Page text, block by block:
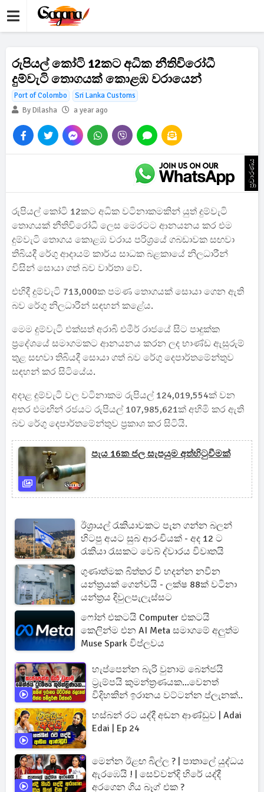
රුපියල් කෝටි 12කට අධික නීතිවිරෝධී
දුම්වැටි තොගයක් කොළඹ වරායෙන්
Port of Colombo
Sri Lanka Customs
By Dilasha
a year ago
ප්‍රචාරණය
රුපියල් කෝටි 12කට අධික වටිනාකමකින් යුත් දුම්වැටි
තොගයක් නීතිවිරෝධී ලෙස මෙරටට ආනයනය කර එම
දුම්වැටි තොගය කොළඹ වරාය පරිශ්‍රයේ ගබඩාවක සඟවා
තිබියදී රේගු ආදායම් කාර්ය සාධක බළකායේ නිලධාරීන්
විසින් සොයා ගත් බව වාර්තා වේ.
එහිදී දුම්වැටි 713,000ක පමණ තොගයක් සොයා ගෙන ඇති
බව රේගු නිලධාරීන් සඳහන් කළේය.
මෙම දුම්වැටි එක්සත් අරාබි එමීර් රාජයේ සිට පාදුක්ක
ප්‍රදේශයේ සමාගමකට ආනයනය කරන ලද භාණ්ඩ ඇසුරුම්
තුළ සඟවා තිබියදී සොයා ගත් බව රේගු දෙපාර්තමේන්තුව
සඳහන් කර සිටියේය.
අදාළ දුම්වැටි වල වටිනාකම රුපියල් 124,019,554ක් වන
අතර එමඟින් රජයට රුපියල් 107,985,621ක් අහිමි කර ඇති
බව රේගු දෙපාර්තමේන්තුව ප්‍රකාශ කර සිටියි.
පැය 16ක ජල සැපයුම අත්හිටුවීමක්
ඊශ්‍රායල් රැකියාවකට පැන ගන්න බලන්
හිටපු අයට සුබ ආරංචියක් - අද 12 ට
රැකියා රැසකට වෙබ් ද්වාරය විවෘතයි
ගුණාත්මක බිත්තර වී හදන්න නවීන
යන්ත්‍රයක් ගෙන්වයි - ලක්ෂ 88ක් වටිනා
යන්ත්‍රය දිවුලපැලැස්සට
ෆෝන් එකටයි Computer එකටයි
කෙලින්ම එන AI Meta සමාගමේ අලුත්ම
Muse Spark විප්ලවය
හැප්පෙන්න බැරි වුනාම බෙන්ජයි
ට්‍රැම්පයි කුමන්ත්‍රණයක...වෙනත්
විදිහකින් ඉරානය වට්ටන්න ප්ලැනක්..
හස්බන් රට යද්දී අඬන ආණ්ඩුව | Adai
Edai | Ep 24
මෙන්න ඊළඟ බිල්ල ? | පාතාලේ යුද්ධය
ඇරඹෙයි ! | සෙව්වන්දි හිරේ යද්දී
අරගෙන ගිය බෑග් එක ?